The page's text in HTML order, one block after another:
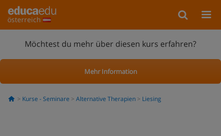
österreich
Möchtest du mehr über diesen kurs erfahren?
Mehr Information
Kurse - Seminare Alternative Therapien Liesing